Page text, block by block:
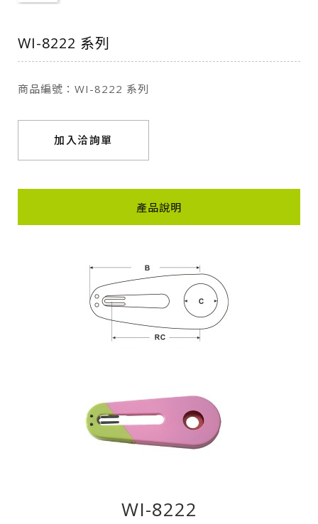
WI-8222 系列
商品編號：WI-8222 系列
加入洽詢單
產品說明
WI-8222